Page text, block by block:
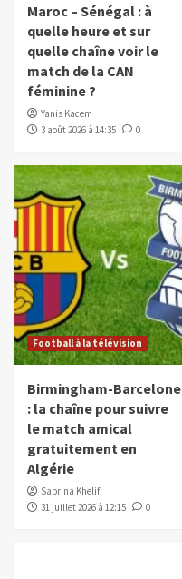
Maroc – Sénégal : à
quelle heure et sur
quelle chaîne voir le
match de la CAN
féminine ?
Yanis Kacem
3 août 2026 à 14:35
0
Football à la télévision
Birmingham-Barcelone
: la chaîne pour suivre
le match amical
gratuitement en
Algérie
Sabrina Khelifi
31 juillet 2026 à 12:15
0